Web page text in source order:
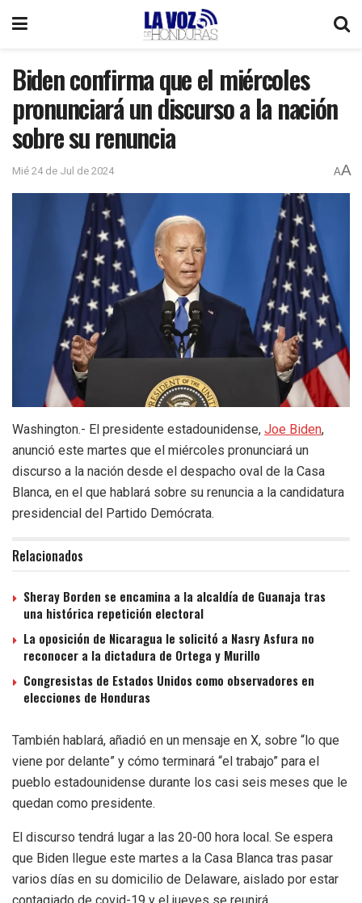
Biden confirma que el miércoles
pronunciará un discurso a la nación
sobre su renuncia
Mié 24 de Jul de 2024 AA
Washington.- El presidente estadounidense, Joe Biden,
anunció este martes que el miércoles pronunciará un
discurso a la nación desde el despacho oval de la Casa
Blanca, en el que hablará sobre su renuncia a la candidatura
presidencial del Partido Demócrata.
Relacionados
Sheray Borden se encamina a la alcaldía de Guanaja tras
una histórica repetición electoral
La oposición de Nicaragua le solicitó a Nasry Asfura no
reconocer a la dictadura de Ortega y Murillo
Congresistas de Estados Unidos como observadores en
elecciones de Honduras
También hablará, añadió en un mensaje en X, sobre “lo que
viene por delante” y cómo terminará “el trabajo” para el
pueblo estadounidense durante los casi seis meses que le
quedan como presidente.
El discurso tendrá lugar a las 20-00 hora local. Se espera
que Biden llegue este martes a la Casa Blanca tras pasar
varios días en su domicilio de Delaware, aislado por estar